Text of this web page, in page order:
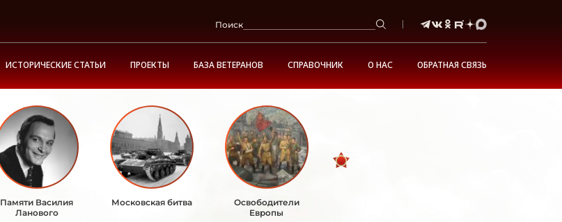
Поиск
ИСТОРИЧЕСКИЕ СТАТЬИ ПРОЕКТЫ БАЗА ВЕТЕРАНОВ СПРАВОЧНИК О НАС ОБРАТНАЯ СВЯЗЬ
Памяти Василия
Ланового
Московская битва
Освободители
Европы